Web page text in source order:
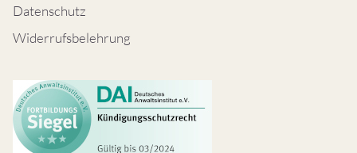
Datenschutz
Widerrufsbelehrung